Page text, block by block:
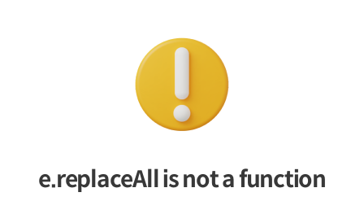
e.replaceAll is not a function